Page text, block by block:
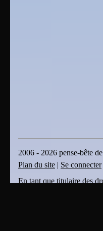
2006 - 2026 pense-bête
Plan du site | Se connecter
En tant que titulaire des